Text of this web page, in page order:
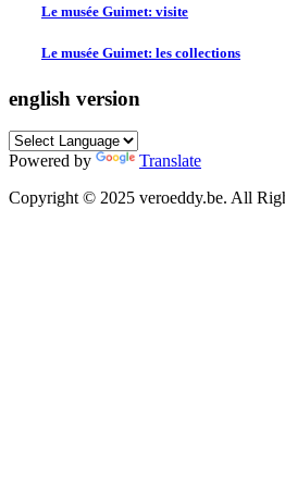
Le musée Guimet: visite
Le musée Guimet: les collections
english version
Powered by
Translate
Copyright © 2025 veroeddy.be. All